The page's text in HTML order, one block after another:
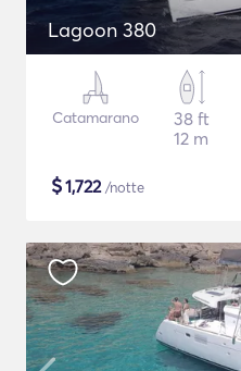
Lagoon 380
Catamarano
38 ft
12 m
$1,722/notte